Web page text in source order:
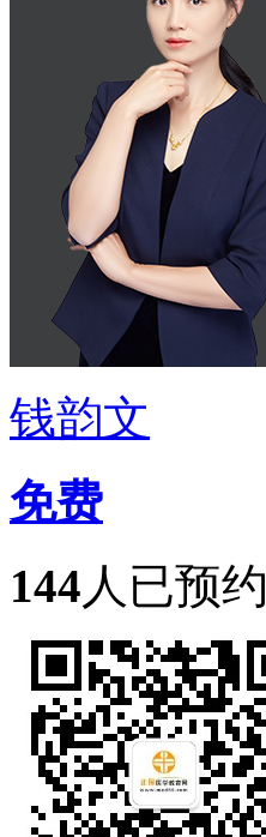
钱韵文
免费
144 人已预约